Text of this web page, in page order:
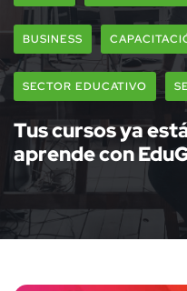
BUSINESS
SECTOR EDUCATIVO
Tus cursos ya
aprende con